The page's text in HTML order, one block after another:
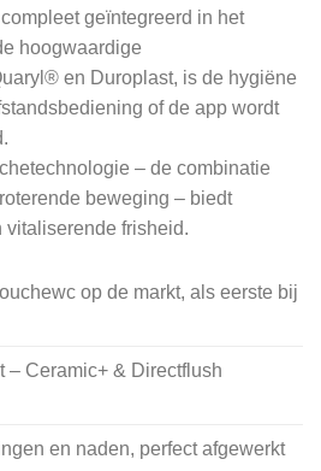
geïntegreerd in het
hoogwaardige
en Duroplast, is de hygiëne
of de app wordt
– de combinatie
beweging – biedt
frisheid.
op de markt, als eerste bij
– Ceramic+ & Directflush
en naden, perfect afgewerkt